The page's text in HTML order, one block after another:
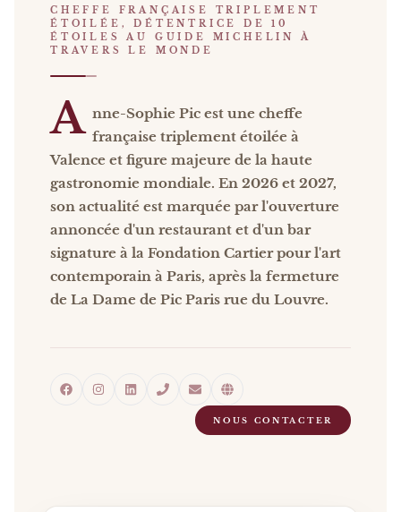
CHEFFE FRANÇAISE TRIPLEMENT
ÉTOILÉE, DÉTENTRICE DE 10
ÉTOILES AU GUIDE MICHELIN À
TRAVERS LE MONDE
A nne-Sophie Pic est une cheffe
française triplement étoilée à
Valence et figure majeure de la haute
gastronomie mondiale. En 2026 et 2027,
son actualité est marquée par l'ouverture
annoncée d'un restaurant et d'un bar
signature à la Fondation Cartier pour l'art
contemporain à Paris, après la fermeture
de La Dame de Pic Paris rue du Louvre.
NOUS CONTACTER